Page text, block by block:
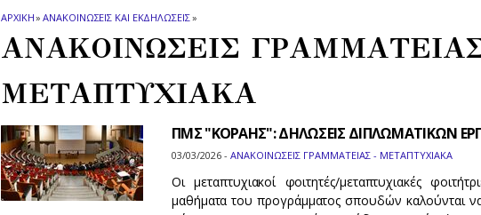
ΑΡΧΙΚΗ» ΑΝΑΚΟΙΝΩΣΕΙΣ ΚΑΙ ΕΚΔΗΛΩΣΕΙΣ»
ΑΝΑΚΟΙΝΩΣΕΙΣ
ΜΕΤΑΠΤΥΧΙΑΚΑ
ΠΜΣ "ΚΟΡΑΗΣ": ΔΗΛΩΣΕΙΣ ΔΙΠΛΩΜΑΤΙΚΩΝ
03/03/2026 - ΑΝΑΚΟΙΝΩΣΕΙΣ ΓΡΑΜΜΑΤΕΙΑΣ - ΜΕΤΑΠΤΥΧΙΑΚΑ
Οι μεταπτυχιακοί φοιτητές/μεταπτυχιακές
μαθήματα του προγράμματος σπουδών καλούνται